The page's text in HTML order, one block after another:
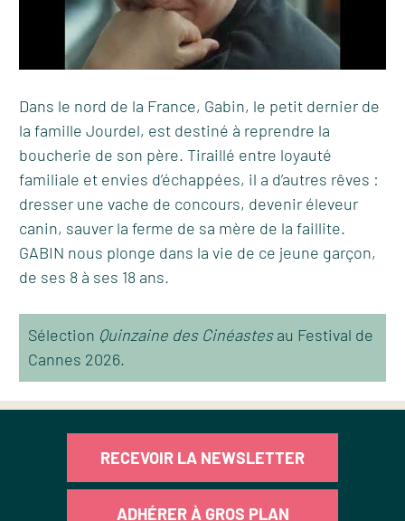
Dans le nord de la France, Gabin, le petit dernier de
la famille Jourdel, est destiné à reprendre la
boucherie de son père. Tiraillé entre loyauté
familiale et envies d’échappées, il a d’autres rêves :
dresser une vache de concours, devenir éleveur
canin, sauver la ferme de sa mère de la faillite.
GABIN nous plonge dans la vie de ce jeune garçon,
de ses 8 à ses 18 ans.
Sélection Quinzaine des Cinéastesau Festival de
Cannes 2026.
RECEVOIR LA NEWSLETTER
ADHÉRER À GROS PLAN